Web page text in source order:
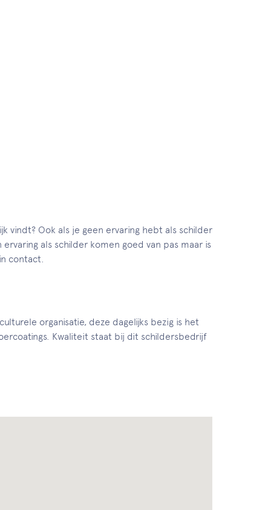
vindt? Ook als je geen ervaring hebt als schilder
als schilder komen goed van pas maar is
contact.
organisatie, deze dagelijks bezig is het
Kwaliteit staat bij dit schildersbedrijf